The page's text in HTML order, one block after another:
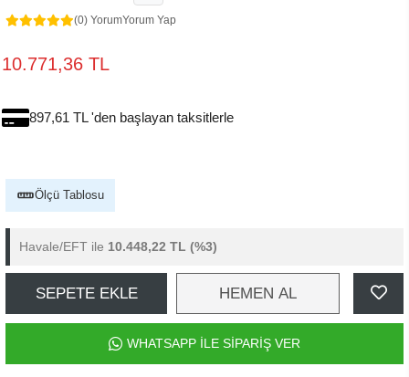
(0) YorumYorum Yap
10.771,36 TL
897,61 TL 'den başlayan taksitlerle
Ölçü Tablosu
Havale/EFT ile 10.448,22 TL (%3)
SEPETE EKLE HEMEN AL
WHATSAPP İLE SİPARİŞ VER